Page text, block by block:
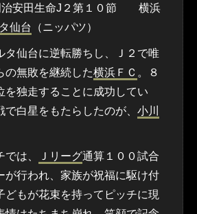
治安田生命J２第１０節 横浜
仙台 （ニッパツ）
仙台に逆転勝ちし、Ｊ２で唯
の無敗を継続した横浜ＦＣ 。８
を独走することに成功してい
で白星をもたらしたのが、 小川
は、 Ｊリーグ通算１００試合
が行われ、家族が祝福に駆け付
どもが花束を持ってピッチに現